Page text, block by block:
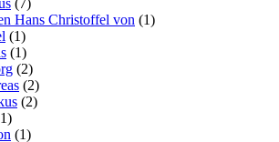
Hans Christoffel von (1)
(1)
(1)
(2)
(2)
(2)
(1)